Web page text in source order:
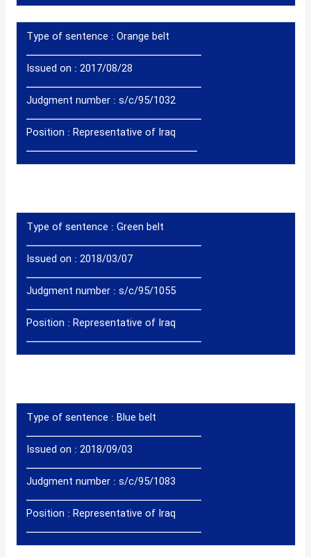
Type of sentence :Orange belt
ــــــــــــــــــــــــــــــــــــــــــ
Issued on : 2017/08/28
ــــــــــــــــــــــــــــــــــــــــــ
Judgment number : s/c/95/1032
ــــــــــــــــــــــــــــــــــــــــــ
Position :Representative of Iraq
ـــــــــــــــــــــــــــــــــــــــــ
Type of sentence :Green belt
ــــــــــــــــــــــــــــــــــــــــــ
Issued on : 2018/03/07
ــــــــــــــــــــــــــــــــــــــــــ
Judgment number : s/c/95/1055
ــــــــــــــــــــــــــــــــــــــــــ
Position :Representative of Iraq
ــــــــــــــــــــــــــــــــــــــــــ
Type of sentence :Blue belt
ــــــــــــــــــــــــــــــــــــــــــ
Issued on : 2018/09/03
ــــــــــــــــــــــــــــــــــــــــــ
Judgment number : s/c/95/1083
ــــــــــــــــــــــــــــــــــــــــــ
Position :Representative of Iraq
ــــــــــــــــــــــــــــــــــــــــــ